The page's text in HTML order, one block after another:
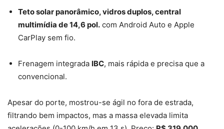
Teto solar panorâmico, vidros duplos, central
multimídia de 14,6 pol. com Android Auto e Apple
CarPlay sem fio.
Frenagem integrada IBC, mais rápida e precisa que a
convencional.
Apesar do porte, mostrou-se ágil no fora de estrada,
filtrando bem impactos, mas a massa elevada limita